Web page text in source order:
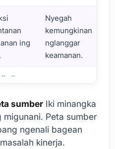
ing
Nyegah
kemungkinan
nglanggar
keamanan.
sumber Iki minangka
Peta sumber
ngenali bagean
kinerja.